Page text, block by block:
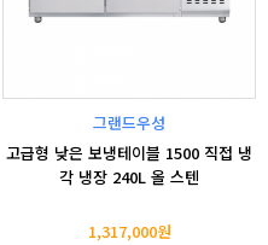
그랜드우성
고급형 낮은 보냉테이블 1500 직접 냉
각 냉장 240L 올 스텐
1,317,000원